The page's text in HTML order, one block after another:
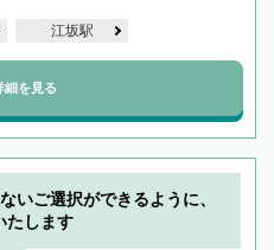
江坂駅
細を見る
いご選択ができるように、
たします